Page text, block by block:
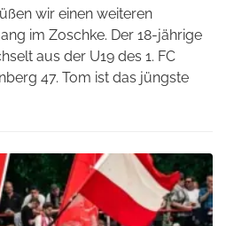
wir einen weiteren
im Zoschke. Der 18-jährige
aus der U19 des 1. FC
47. Tom ist das jüngste